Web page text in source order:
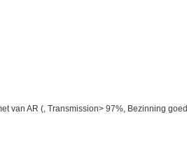
van AR (, Transmission> 97%, Bezinning goed